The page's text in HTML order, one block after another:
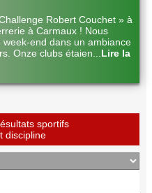
Robert Couchet » à
à Carmaux ! Nous
end dans un ambiance
Onze clubs étaien
Lire la
sportifs
discipline